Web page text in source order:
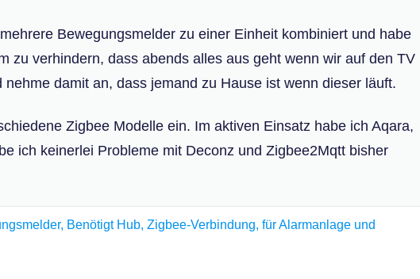
Bewegungsmelder zu einer Einheit kombiniert und habe
zu verhindern, dass abends alles aus geht wenn wir auf den TV
damit an, dass jemand zu Hause ist wenn dieser läuft.
Zigbee Modelle ein. Im aktiven Einsatz habe ich Aqara,
ich keinerlei Probleme mit Deconz und Zigbee2Mqtt bisher
Benötigt Hub, Zigbee-Verbindung, für Alarmanlage und